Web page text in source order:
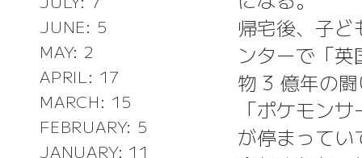
JUNE: 5
MAY: 2
APRIL: 17
MARCH: 15
FEBRUARY: 5
JANUARY: 11
帰宅後、子
ンターで「
物 3 億年の
「ポケモン
が停まって